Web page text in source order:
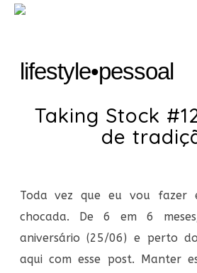
lifestyle•pessoal
Taking Stock
de
Toda vez que eu vou fazer
chocada. De 6 em 6
aniversário (25/06) e perto
aqui com esse post. Manter